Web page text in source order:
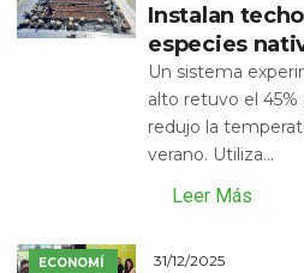
Instalan
especies
Un sistema
alto retuvo el
redujo la
verano. Utiliza...
Leer Más
ECONOMÍ
31/12/2025